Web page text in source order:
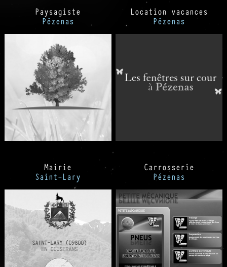
Paysagiste
Pézenas
Location vacances
Pézenas
Mairie
Saint-Lary
Carrosserie
Pézenas